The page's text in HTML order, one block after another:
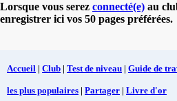
Lorsque vous serez connecté(e) au
enregistrer ici vos 50 pages préférées.
Accueil | Club | Test de niveau | Guide de
les plus populaires | Partager | Livre d'or